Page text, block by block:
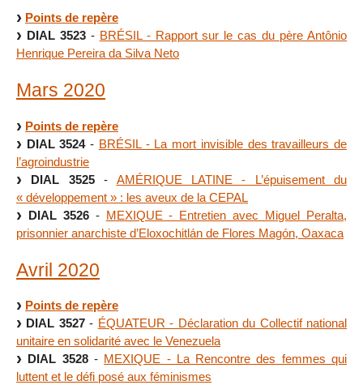
Points de repère
DIAL 3523- BRÉSIL - Rapport sur le cas du père Antônio
Henrique Pereira da Silva Neto
Mars 2020
Points de repère
DIAL 3524- BRÉSIL - La mort invisible des travailleurs de
l’agroindustrie
DIAL 3525- AMÉRIQUE LATINE - L’épuisement du
« développement » : les aveux de la CEPAL
DIAL 3526- MEXIQUE - Entretien avec Miguel Peralta,
prisonnier anarchiste d’Eloxochitlán de Flores Magón, Oaxaca
Avril 2020
Points de repère
DIAL 3527- ÉQUATEUR - Déclaration du Collectif national
unitaire en solidarité avec le Venezuela
DIAL 3528- MEXIQUE - La Rencontre des femmes qui
luttent et le défi posé aux féminismes